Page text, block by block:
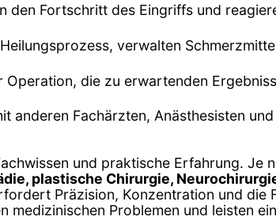
den Fortschritt des Eingriffs und
verwalten
die zu erwartenden
anderen Fachärzten, Anästhesisten
und praktische Erfahrung. Je
plastische Chirurgie,
Präzision, Konzentration und die
Problemen und leisten